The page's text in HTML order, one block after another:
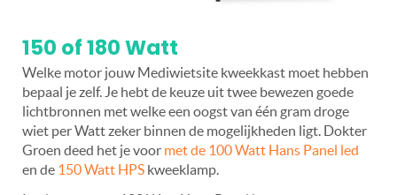
150 of 180 Watt
Welke motor jouw Mediwietsite kweekkast moet hebben
bepaal je zelf. Je hebt de keuze uit twee bewezen goede
lichtbronnen met welke een oogst van één gram droge
wiet per Watt zeker binnen de mogelijkheden ligt. Dokter
Groen deed het je voor met de 100 Watt Hans Panel led
en de 150 Watt HPS kweeklamp.